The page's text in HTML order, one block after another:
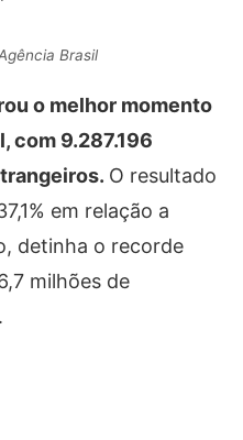
Brasil
o melhor momento
com 9.287.196
O resultado
em relação a
detinha o recorde
milhões de